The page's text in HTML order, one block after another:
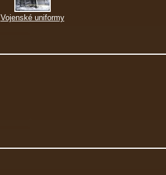
Vojenské uniformy